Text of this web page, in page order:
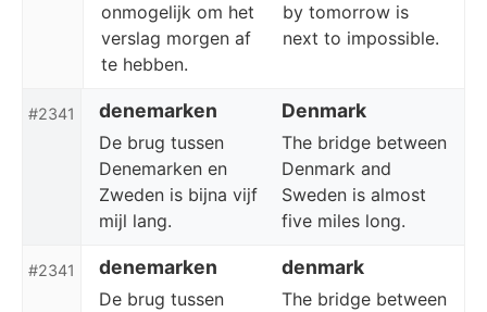
onmogelijk om het
verslag morgen af
te hebben.
by tomorrow is
next to impossible.
#2341 denemarken Denmark
De brug tussen
Denemarken en
Zweden is bijna vijf
mijl lang.
The bridge between
Denmark and
Sweden is almost
five miles long.
#2341 denemarken denmark
De brug tussen
The bridge between